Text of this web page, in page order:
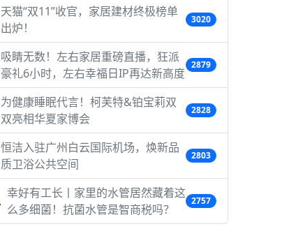
天猫“双11”收官，家居建材终极榜单
出炉！
3020
吸睛无数！左右家居重磅直播，狂派
豪礼6小时，左右幸福日IP再达新高度
2879
为健康睡眠代言！柯芙特&铂宝莉双
双亮相华夏家博会
2828
恒洁入驻广州白云国际机场，焕新品
质卫浴公共空间
2803
幸好有工长丨家里的水管居然藏着这
么多细菌！抗菌水管是智商税吗？
2757